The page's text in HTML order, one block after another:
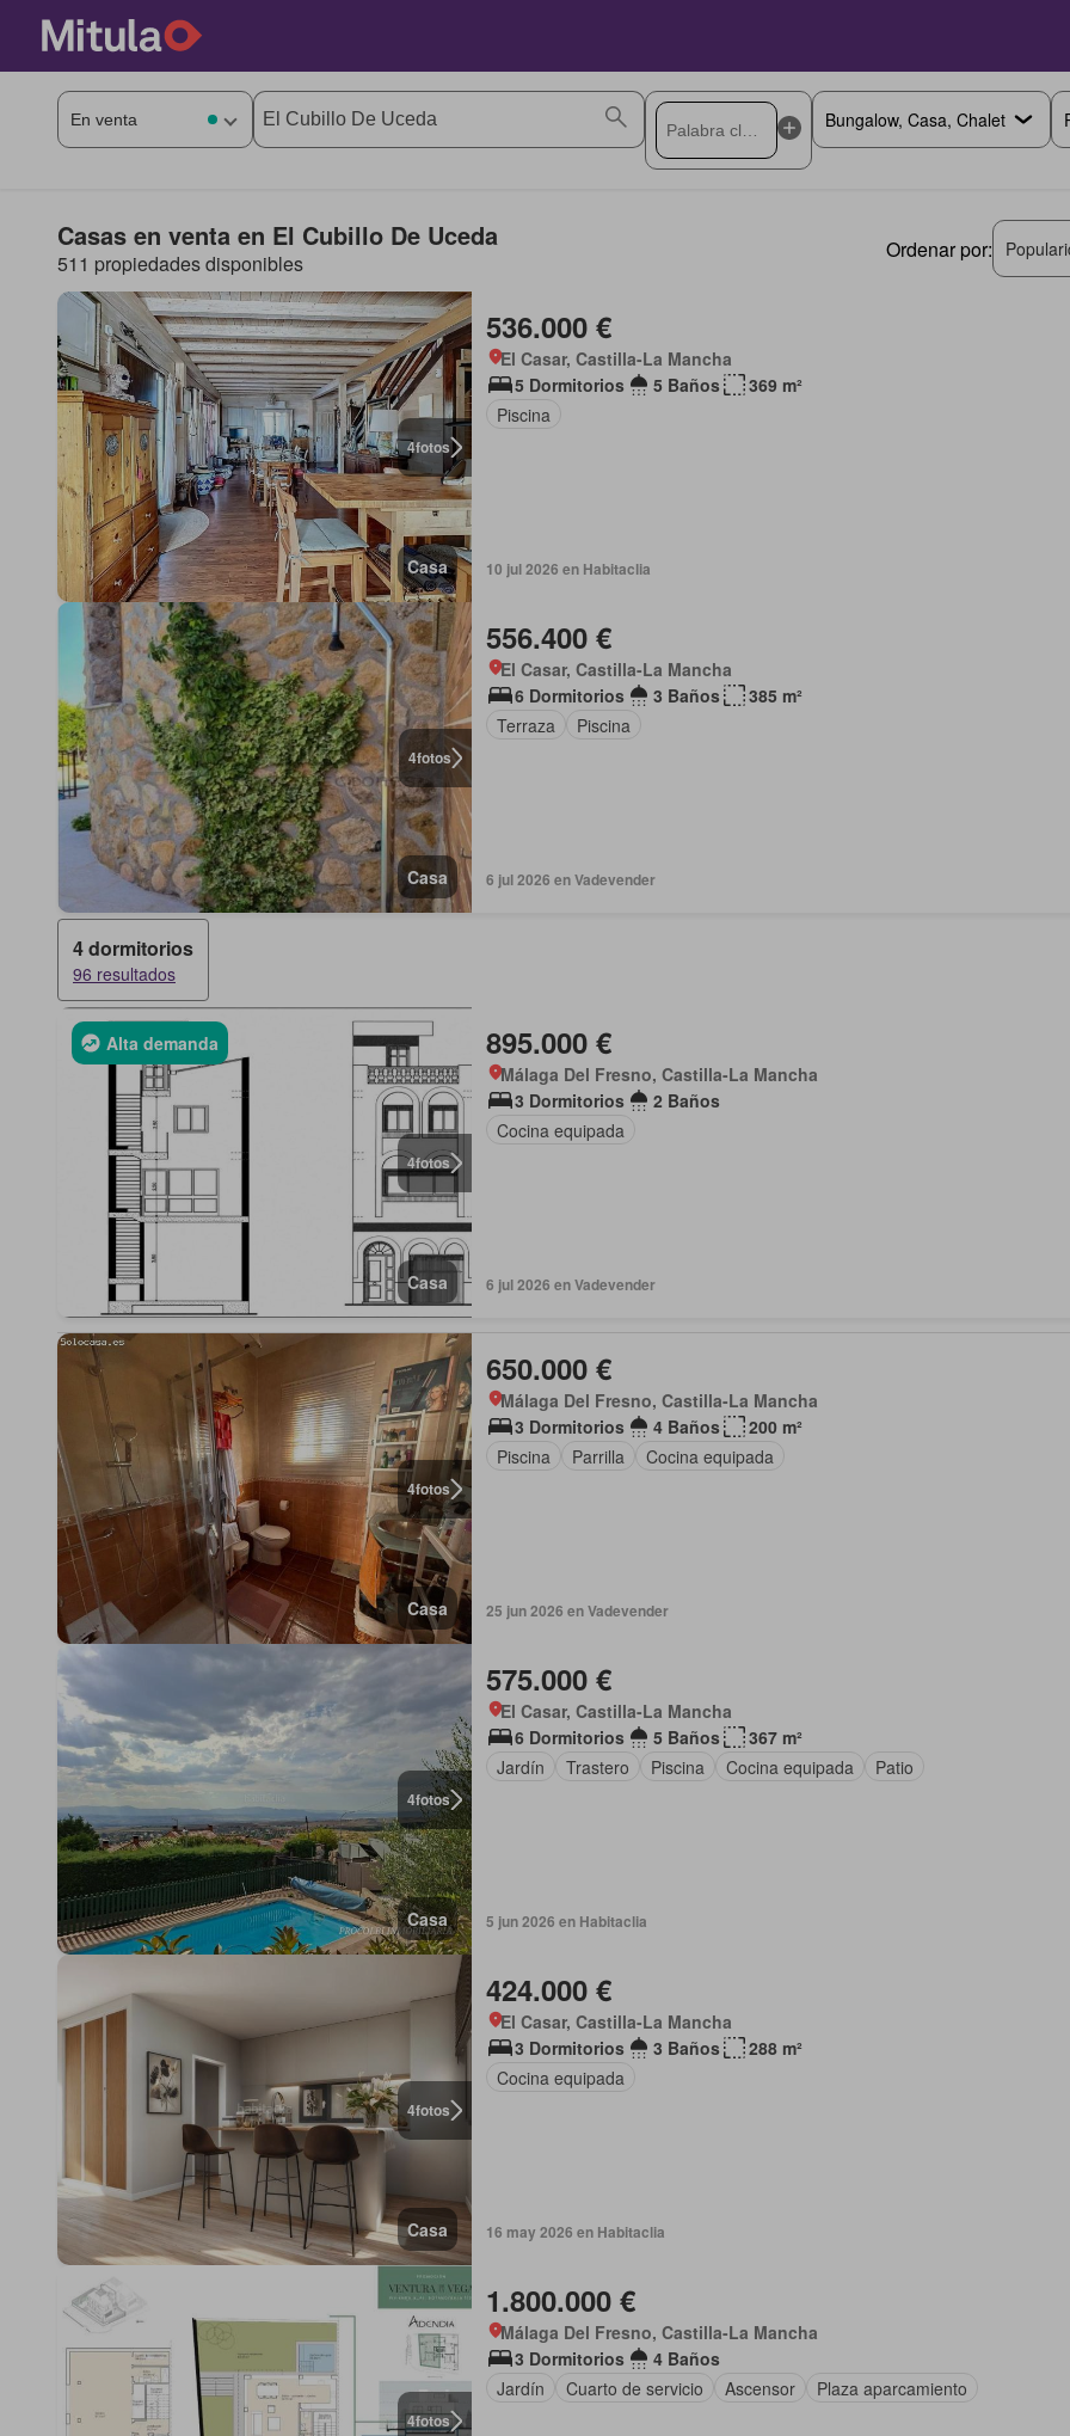
Casas en venta en El Cubillo De Uceda
511 propiedades disponibles
Ordenar por:
4fotos
Casa
536.000 €
El Casar, Castilla-La Mancha
5 Dormitorios
5 Baños
369 m²
Piscina
10 jul 2026 en Habitaclia
4fotos
Casa
556.400 €
El Casar, Castilla-La Mancha
6 Dormitorios
3 Baños
385 m²
Terraza
Piscina
6 jul 2026 en Vadevender
4 dormitorios
96 resultados
4fotos
Alta demanda
Casa
895.000 €
Málaga Del Fresno, Castilla-La Mancha
3 Dormitorios
2 Baños
Cocina equipada
6 jul 2026 en Vadevender
4fotos
Casa
650.000 €
Málaga Del Fresno, Castilla-La Mancha
3 Dormitorios
4 Baños
200 m²
Piscina
Parrilla Cocina equipada
25 jun 2026 en Vadevender
4fotos
Casa
575.000 €
El Casar, Castilla-La Mancha
6 Dormitorios
5 Baños
367 m²
Jardín
Trastero Piscina Cocina equipada Patio
5 jun 2026 en Habitaclia
4fotos
Casa
424.000 €
El Casar, Castilla-La Mancha
3 Dormitorios
3 Baños
288 m²
Cocina equipada
16 may 2026 en Habitaclia
4fotos
1.800.000 €
Málaga Del Fresno, Castilla-La Mancha
3 Dormitorios
4 Baños
Jardín
Cuarto de servicio Ascensor Plaza aparcamiento